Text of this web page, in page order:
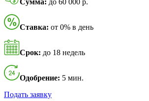
Сумма: до 60 000 р.
Ставка: от 0% в день
Срок: до 18 недель
Одобрение: 5 мин.
Подать заявку